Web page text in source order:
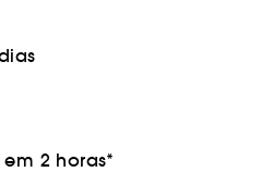
2 horas*